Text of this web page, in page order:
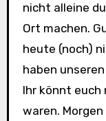
nicht alleine
Ort machen.
heute (noch)
haben
Ihr könnt
waren.